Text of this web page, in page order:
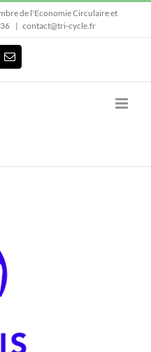
de l'Economie Circulaire et
| contact@tri-cycle.fr
Email